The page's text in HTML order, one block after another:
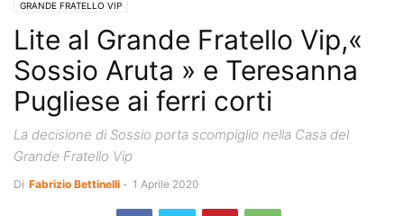
GRANDE FRATELLO VIP
Lite al Grande Fratello Vip,«
Sossio Aruta » e Teresanna
Pugliese ai ferri corti
La decisione di Sossio porta scompiglio nella Casa del
Grande Fratello Vip
Di Fabrizio Bettinelli - 1 Aprile 2020